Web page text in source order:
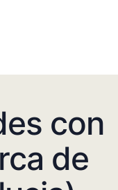
con
de